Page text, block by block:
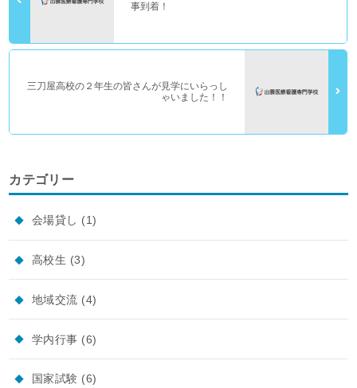
事到着！
三刀屋高校の２年生の皆さんが見学にいらっし
ゃいました！！
カテゴリー
会場貸し (1)
高校生 (3)
地域交流 (4)
学内行事 (6)
国家試験 (6)